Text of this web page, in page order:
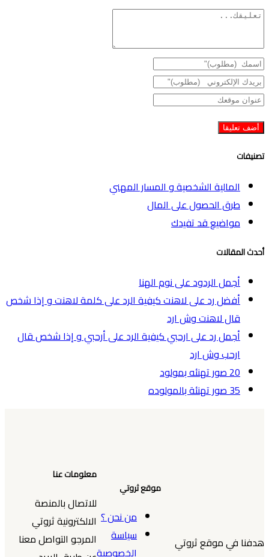
تصنيفات
المالية الشخصية و المسار المهني
طرق الحصول على المال
مواضيع قد تفيدك
أحدث المقالات
أجمل الردود على نوم الهنا
أفضل رد على لاهنت كيفية الرد على كلمة لاهنت و إذا شخص
قال لاهنت وش ارد
أجمل رد على ارحبي كيفية الرد على أرحبي و إذا شخص قال
ارحب وش ارد
20 صور تهنئه بمولود
35 صور تهنئة بالمولوده
هدفنا في موقع ثروتي
موقع ثروتي
من نحن ؟
سياسة
الخصوصية
معلومات عنا
للاتصال بالمنصة
الالكترونية ثروتي
المرجو التواصل معنا